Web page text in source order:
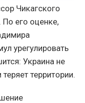
Чикагского
его оценке,
урегулировать
Украина не
территории.